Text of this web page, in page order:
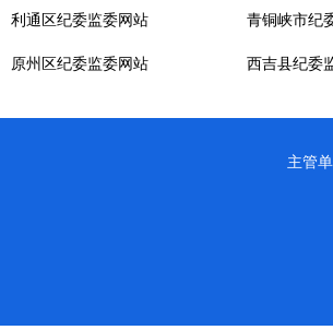
利通区纪委监委网站 青铜峡市纪
原州区纪委监委网站 西吉县纪委
主管